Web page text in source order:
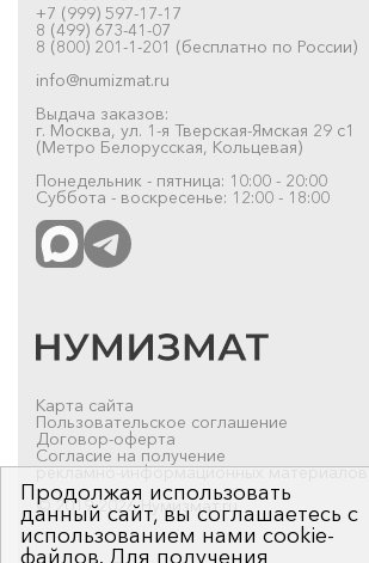
+7 (999) 597-17-17
8 (499) 673-41-07
8 (800) 201-1-201 (бесплатно по России)
info@numizmat.ru
Выдача заказов:
г. Москва, ул. 1-я Тверская-Ямская 29 с1
(Метро Белорусская, Кольцевая)
Понедельник - пятница: 10:00 - 20:00
Суббота - воскресенье: 12:00 - 18:00
Карта сайта
Пользовательское соглашение
Договор-оферта
Согласие на получение
рекламно-информационных материалов
© 2019-2026 Нумизмат.ru
Продолжая использовать
данный сайт, вы соглашаетесь с
использованием нами cookie-
файлов. Для получения